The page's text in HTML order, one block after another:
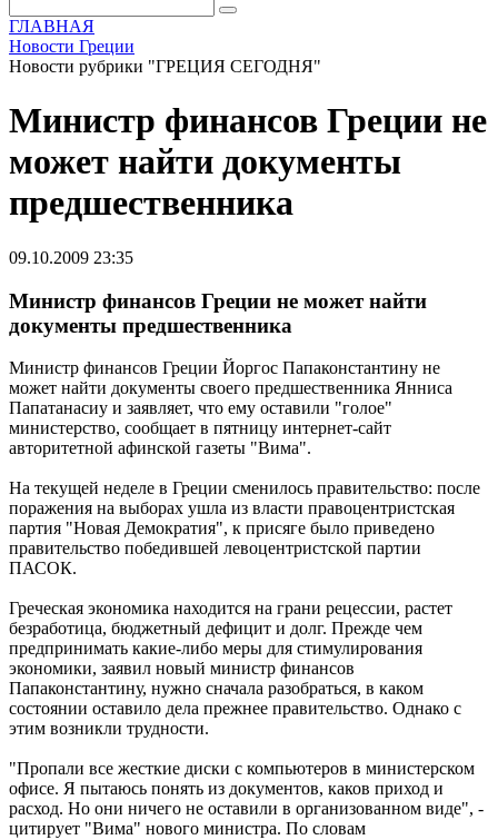
ГЛАВНАЯ
Новости Греции
Новости рубрики "ГРЕЦИЯ СЕГОДНЯ"
Министр финансов Греции не
может найти документы
предшественника
09.10.2009 23:35
Министр финансов Греции не может найти
документы предшественника
Министр финансов Греции Йоргос Папаконстантину не
может найти документы своего предшественника Янниса
Папатанасиу и заявляет, что ему оставили "голое"
министерство, сообщает в пятницу интернет-сайт
авторитетной афинской газеты "Вима".
На текущей неделе в Греции сменилось правительство: после
поражения на выборах ушла из власти правоцентристская
партия "Новая Демократия", к присяге было приведено
правительство победившей левоцентристской партии
ПАСОК.
Греческая экономика находится на грани рецессии, растет
безработица, бюджетный дефицит и долг. Прежде чем
предпринимать какие-либо меры для стимулирования
экономики, заявил новый министр финансов
Папаконстантину, нужно сначала разобраться, в каком
состоянии оставило дела прежнее правительство. Однако с
этим возникли трудности.
"Пропали все жесткие диски с компьютеров в министерском
офисе. Я пытаюсь понять из документов, каков приход и
расход. Но они ничего не оставили в организованном виде", -
цитирует "Вима" нового министра. По словам